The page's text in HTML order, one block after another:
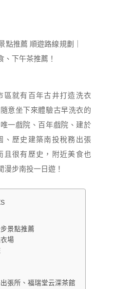
區就有百年古井打造洗衣
意坐下來體驗古早洗衣的
一戲院、百年戲院、建於
、歷史建築南投稅務出張
且很有歷史，附近美食也
漫步南投一日遊！
景點推薦
場
張所、福瑞堂云深茶館